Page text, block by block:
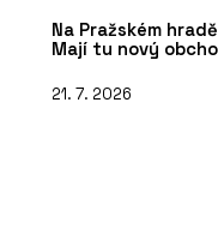
Na Pražském
Mají tu nový
21. 7. 2026